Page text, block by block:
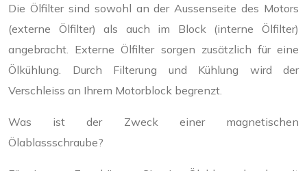
Die Ölfilter sind sowohl an der Aussenseite des Motors
(externe Ölfilter) als auch im Block (interne Ölfilter)
angebracht. Externe Ölfilter sorgen zusätzlich für eine
Ölkühlung. Durch Filterung und Kühlung wird der
Verschleiss an Ihrem Motorblock begrenzt.
Was ist der Zweck einer magnetischen
Ölablassschraube?